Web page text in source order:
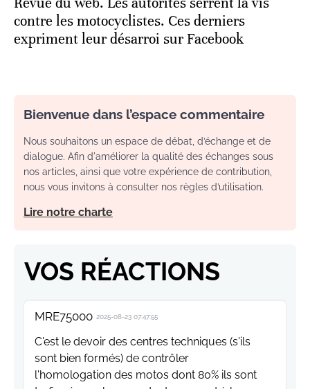
contre les motocyclistes. Ces derniers
expriment leur désarroi sur Facebook
Bienvenue dans l’espace commentaire
Nous souhaitons un espace de débat, d’échange et de
dialogue. Afin d'améliorer la qualité des échanges sous
nos articles, ainsi que votre expérience de contribution,
nous vous invitons à consulter nos règles d’utilisation.
Lire notre charte
VOS RÉACTIONS
MRE75000 2025-08-23 07:47:55
C'est le devoir des centres techniques (s'ils
sont bien formés) de contrôler
l'homologation des motos dont 80% ils sont